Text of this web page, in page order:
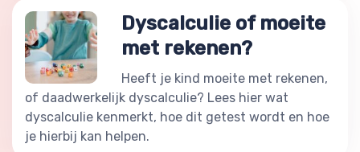
Dyscalculie of moeite
met rekenen?
Heeft je kind moeite met rekenen,
of daadwerkelijk dyscalculie? Lees hier wat
dyscalculie kenmerkt, hoe dit getest wordt en hoe
je hierbij kan helpen.